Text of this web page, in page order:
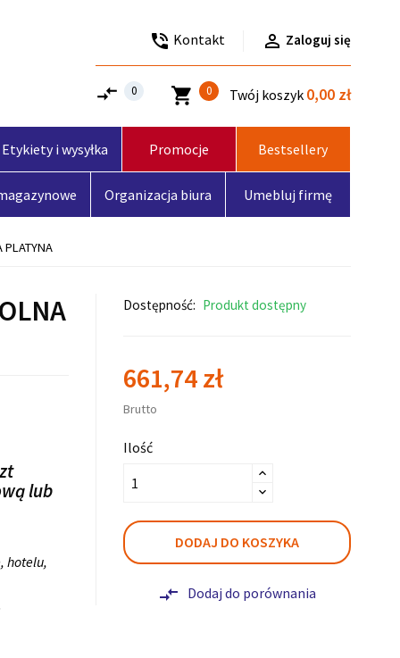
 Zaloguj się
phone_in_talk Kontakt
shopping_cart 0 Twój koszyk 0,00 zł
compare_arrows 0
Etykiety i wysyłka Promocje Bestsellery
Organizacja biura Umebluj firmę
PLATYNA
lub
hotelu,
Dostępność: Produkt dostępny
661,74 zł
Brutto
Ilość
DODAJ DO KOSZYKA
compare_arrows Dodaj do porównania